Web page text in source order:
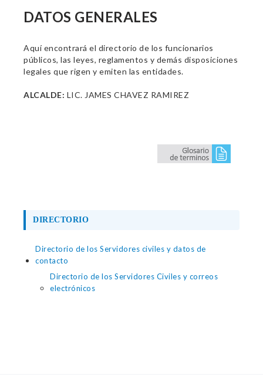
DATOS GENERALES
Aquí encontrará el directorio de los funcionarios
públicos, las leyes, reglamentos y demás disposiciones
legales que rigen y emiten las entidades.
ALCALDE: LIC. JAMES CHAVEZ RAMIREZ
DIRECTORIO
Directorio de los Servidores civiles y datos de
contacto
Directorio de los Servidores Civiles y correos
electrónicos